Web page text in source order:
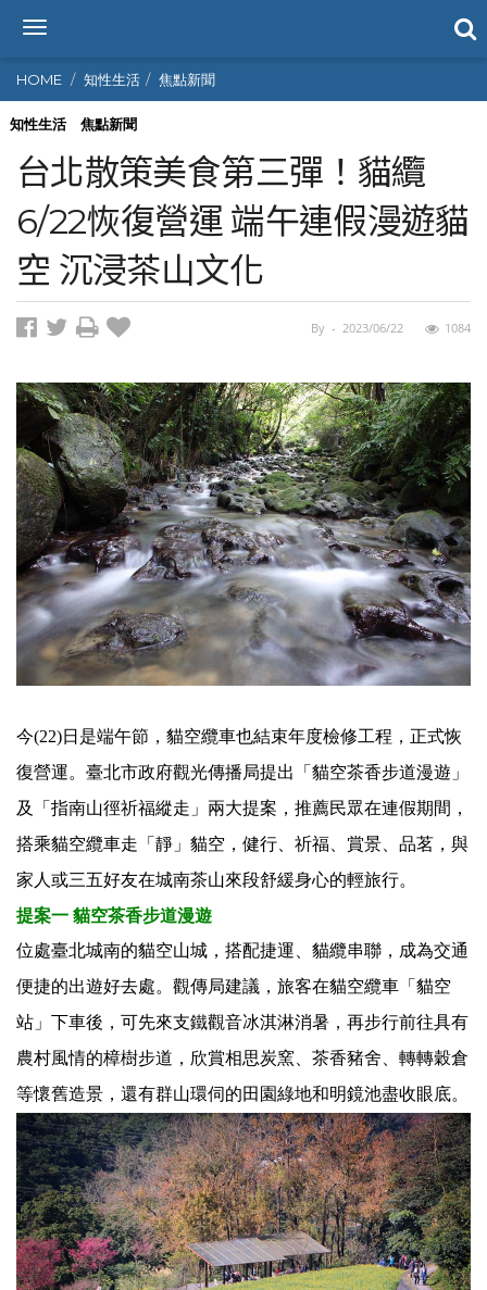
T
g
g
l
n
a
v
i
g
a
t
HOME 知性生活 焦點新聞
知性生活 焦點新聞
台北散策美食第三彈！貓纜
6/22恢復營運 端午連假漫遊貓
空 沉浸茶山文化
By - 2023/06/22 1084
今(22)日是端午節，貓空纜車也結束年度檢修工程， 正式恢
復營運。臺北市政府觀光傳播局提出「貓空茶香步道漫遊」
及「指南山徑祈福縱走」兩大提案，推薦民眾在連假期間，
搭乘貓空纜車走「靜」貓空，健行、祈福、賞景、品茗， 與
家人或三五好友在城南茶山來段舒緩身心的輕旅行。
提案一 貓空茶香步道漫遊
位處臺北城南的貓空山城，搭配捷運、貓纜串聯， 成為交通
便捷的出遊好去處。觀傳局建議，旅客在貓空纜車「 貓空
站」下車後，可先來支鐵觀音冰淇淋消暑， 再步行前往具有
農村風情的樟樹步道，欣賞相思炭窯、茶香豬舍、 轉轉穀倉
等懷舊造景，還有群山環伺的田園綠地和明鏡池盡收眼底。